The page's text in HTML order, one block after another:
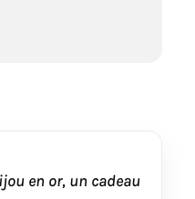
en or, un cadeau